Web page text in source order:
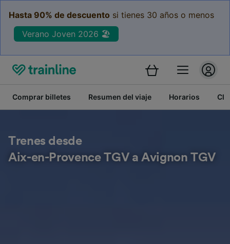
Hasta 90% de descuento si tienes 30 años o menos
Verano Joven 2026 🏖️
Comprar billetes Resumen del viaje Horarios
Trenes desde
Aix-en-Provence TGV a Avignon TGV